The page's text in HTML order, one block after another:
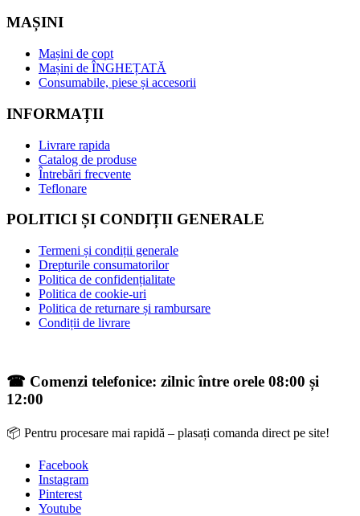
MAȘINI
Mașini de copt
Mașini de ÎNGHEȚATĂ
Consumabile, piese și accesorii
INFORMAȚII
Livrare rapida
Catalog de produse
Întrebări frecvente
Teflonare
POLITICI ȘI CONDIȚII GENERALE
Termeni și condiții generale
Drepturile consumatorilor
Politica de confidențialitate
Politica de cookie-uri
Politica de returnare și rambursare
Condiții de livrare
☎ Comenzi telefonice: zilnic între orele 08:00 și
12:00
📦 Pentru procesare mai rapidă – plasați comanda direct pe site!
Facebook
Instagram
Pinterest
Youtube